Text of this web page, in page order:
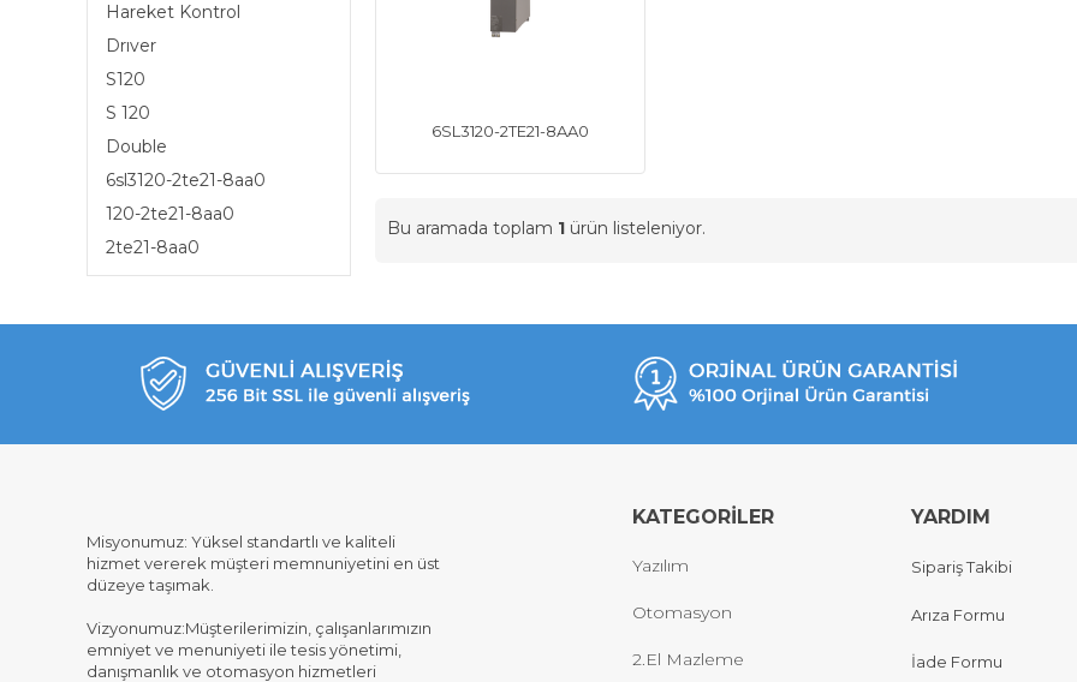
Hareket Kontrol
Drıver
S120
S 120
Double
6sl3120-2te21-8aa0
120-2te21-8aa0
2te21-8aa0
6SL3120-2TE21-8AA0
Bu aramada toplam 1 ürün listeleniyor.
Misyonumuz: Yüksel standartlı ve kaliteli
hizmet vererek müşteri memnuniyetini en üst
düzeye taşımak.
Vizyonumuz:Müşterilerimizin, çalışanlarımızın
emniyet ve menuniyeti ile tesis yönetimi,
danışmanlık ve otomasyon hizmetleri
KATEGORİLER
Yazılım
Otomasyon
2.El Mazleme
YARDIM
Sipariş Takibi
Arıza Formu
İade Formu